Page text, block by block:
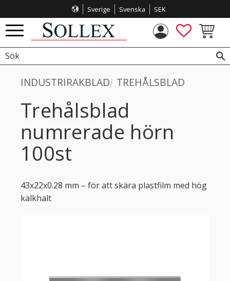
Meny
Sverige Svenska SEK
FAVORITER
INDUSTRIRAKBLAD TREHÅLSBLAD
Trehålsblad
numrerade hörn
100st
43x22x0.28 mm – för att skära plastfilm med hög
kalkhalt